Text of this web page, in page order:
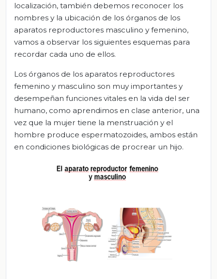
localización, también debemos reconocer los
nombres y la ubicación de los órganos de los
aparatos reproductores masculino y femenino,
vamos a observar los siguientes esquemas para
recordar cada uno de ellos.
Los órganos de los aparatos reproductores
femenino y masculino son muy importantes y
desempeñan funciones vitales en la vida del ser
humano, como aprendimos en clase anterior, una
vez que la mujer tiene la menstruación y el
hombre produce espermatozoides, ambos están
en condiciones biológicas de procrear un hijo.